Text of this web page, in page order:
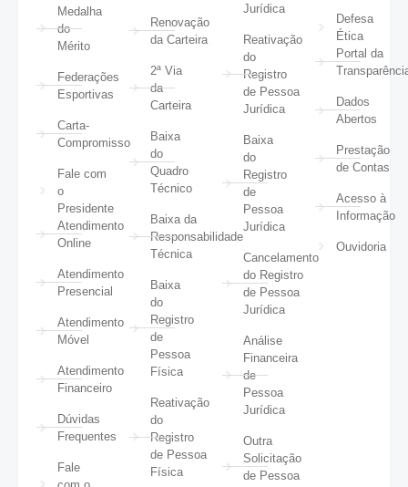
Medalha
do
Mérito
Federações
Esportivas
Carta-
Compromisso
Fale com
o
Presidente
Atendimento
Online
Atendimento
Presencial
Atendimento
Móvel
Atendimento
Financeiro
Dúvidas
Frequentes
Fale
Renovação
da Carteira
2ª Via
da
Carteira
Baixa
do
Quadro
Técnico
Baixa da
Responsabilidade
Técnica
Baixa
do
Registro
de
Pessoa
Física
Reativação
do
Registro
de Pessoa
Física
Jurídica
Reativação
do
Registro
de Pessoa
Jurídica
Baixa
do
Registro
de
Pessoa
Jurídica
Cancelamento
do Registro
de Pessoa
Jurídica
Análise
Financeira
de
Pessoa
Jurídica
Outra
Solicitação
de Pessoa
Defesa
Ética
Portal da
Dados
Abertos
Prestação
de Contas
Acesso à
Informação
Ouvidoria